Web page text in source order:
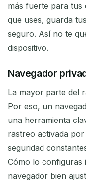
más fuerte para tus
que uses, guarda
seguro. Así no te
dispositivo.
Navegador
La mayor parte del
Por eso, un
una herramienta
rastreo activada
seguridad
Cómo lo configuras
navegador bien